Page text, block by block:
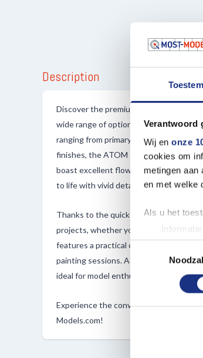
Verantwoord
Wij en onze
cookies om
metingen
en met welke
Als u het
Uw
Lees meer
toestemming
media,
Description
Discover the premium ATOM colors by
wide range of options for your
ranging from primary, light, and vibrant
finishes, the ATOM series delivers
boast excellent flow properties and
to life with vivid details.
Thanks to the quick and robust drying
projects, whether you're using a brush
features a practical one-handed cap,
painting sessions. Additionally, these
ideal for model enthusiasts and
Experience the convenience and
Models.com!